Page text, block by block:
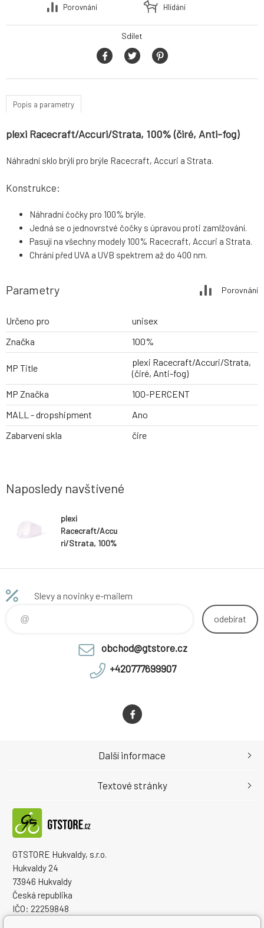
Porovnání
Hlídání
Sdílet
Popis a parametry
plexi Racecraft/Accuri/Strata, 100% (čiré, Anti-fog)
Náhradní sklo brýlí pro brýle Racecraft, Accuri a Strata.
Konstrukce:
Náhradní čočky pro 100% brýle.
Jedná se o jednovrstvé čočky s úpravou proti zamlžování.
Pasují na všechny modely 100% Racecraft, Accuri a Strata.
Chrání před UVA a UVB spektrem až do 400 nm.
Parametry Porovnání
Určeno pro
unisex
Značka
100%
MP Title
plexi Racecraft/Accuri/Strata,
(čiré, Anti-fog)
MP Značka
100-PERCENT
MALL - dropshipment
Ano
Zabarvení skla
čire
Naposledy navštívené
plexi
Racecraft/Accu
ri/Strata, 100%
Slevy a novinky e-mailem
odebírat
obchod@gtstore.cz
+420777699907
GTSTORE Hukvaldy, s.r.o.
Hukvaldy 24
73946 Hukvaldy
Česká republika
IČO: 22259848
Další informace
Textové stránky